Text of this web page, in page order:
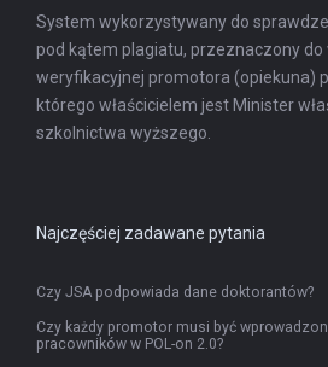
System wykorzystywany do
pod kątem plagiatu, przeznaczony do
weryfikacyjnej promotora (opiekuna)
którego właścicielem jest Minister
szkolnictwa wyższego.
Najczęściej zadawane pytania
Czy JSA podpowiada dane doktorantów?
Czy każdy promotor musi być
pracowników w POL-on 2.0?